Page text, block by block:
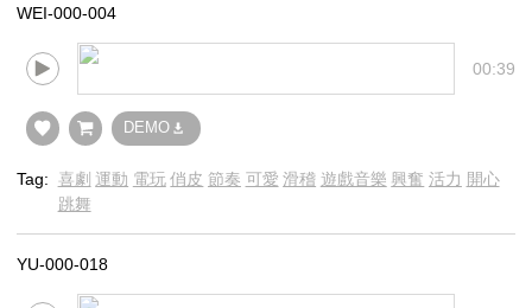
WEI-000-004
00:39
DEMO
Tag: 喜劇 運動 電玩 俏皮 節奏 可愛 滑稽 遊戲音樂 興奮 活力 開心
跳舞
YU-000-018